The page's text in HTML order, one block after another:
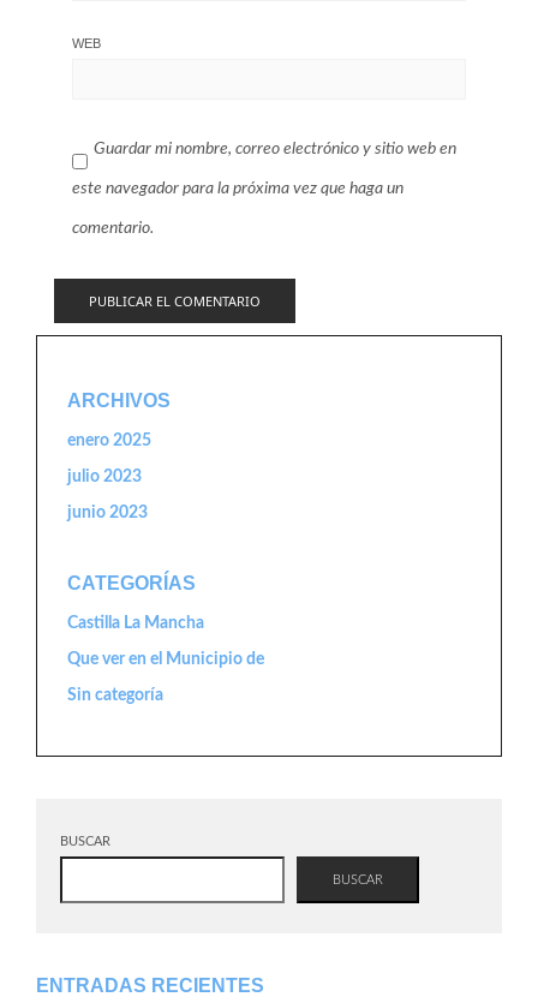
WEB
Guardar mi nombre, correo electrónico y sitio web en
este navegador para la próxima vez que haga un
comentario.
ARCHIVOS
enero 2025
julio 2023
junio 2023
CATEGORÍAS
Castilla La Mancha
Que ver en el Municipio de
Sin categoría
BUSCAR
BUSCAR
ENTRADAS RECIENTES